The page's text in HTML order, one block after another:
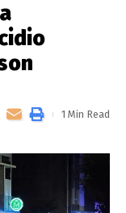
1 Min Read